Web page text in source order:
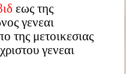
εως της
γενεαι
της μετοικεσιας
γενεαι